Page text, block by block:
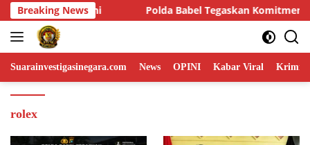
Skip
to
content
Breaking News
Babel Tegaskan Komitmen Penegakan Hukum dalam Perkara
Suarainvestigasinegara.com News OPINI Kabar Viral
rolex